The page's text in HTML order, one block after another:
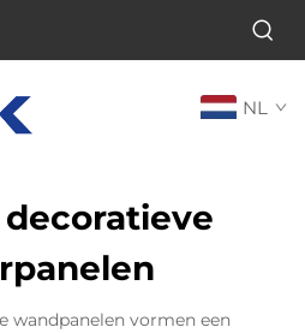
NL
wandpanelen vormen een